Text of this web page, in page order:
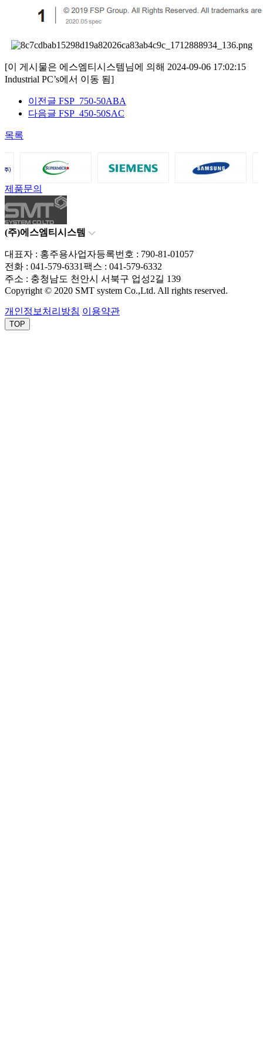
[이 게시물은 에스엠티시스템님에 의해 2024-09-06 17:02:15
Industrial PC’s에서 이동 됨]
이전글 FSP_750-50ABA
다음글 FSP_450-50SAC
목록
제품문의
(주)에스엠티시스템
대표자 : 홍주용사업자등록번호 : 790-81-01057
전화 : 041-579-6331팩스 : 041-579-6332
주소 : 충청남도 천안시 서북구 업성2길 139
Copyright © 2020 SMT system Co.,Ltd. All rights reserved.
개인정보처리방침 이용약관
TOP